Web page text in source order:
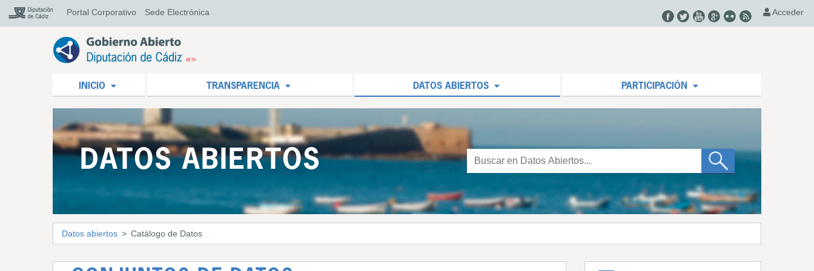
Portal Corporativo Sede Electrónica Acceder
INICIO TRANSPARENCIA DATOS ABIERTOS PARTICIPACIÓN
DATOS ABIERTOS
Datos abiertos Catálogo de Datos